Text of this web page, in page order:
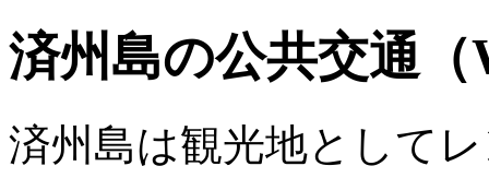
済州島の公共交通（
済州島は観光地として